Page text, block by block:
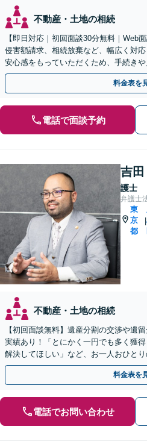
不動産・土地の相続
【即日対応｜初回面談30分無料｜Web
侵害額請求、相続放棄など、幅広く対
安心感をもっていただくため、手続き
丁寧な対応を心がけています。【休日
料金表を
電話で面談予約
吉
護士
弁護士
東
京
都
|
不動産・土地の相続
【初回面談無料】遺産分割の交渉や遺
実績あり！「とにかく一円でも多く獲
解決してほしい」など、お一人おひと
指します【WEB面談可】
料金表を
電話でお問い合わせ